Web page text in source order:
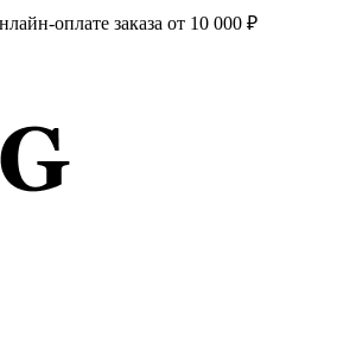
оплате заказа от 10 000 ₽